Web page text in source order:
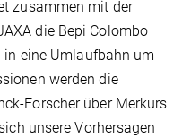
zusammen mit der
die Bepi Colombo
in eine Umlaufbahn um
werden die
Forscher über Merkurs
unsere Vorhersagen